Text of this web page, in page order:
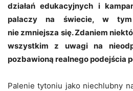
działań edukacyjnych i
palaczy na świecie, w
nie zmniejsza się. Zdaniem
wszystkim z uwagi na
pozbawioną realnego podejścia
Palenie tytoniu jako niechlubny